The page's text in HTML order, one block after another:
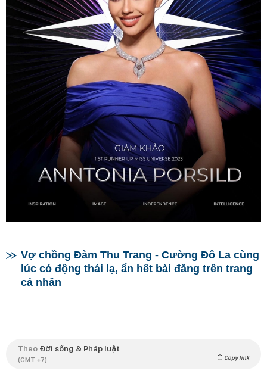
Vợ chồng Đàm Thu Trang - Cường Đô La cùng
lúc có động thái lạ, ẩn hết bài đăng trên trang
cá nhân
Theo Đời sống & Pháp luật
(GMT +7) Copy link